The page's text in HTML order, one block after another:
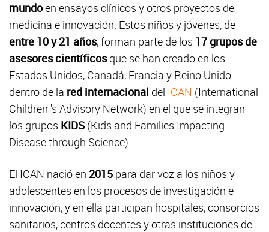
mundoen ensayos clínicos y otros proyectos de
medicina e innovación. Estos niños y jóvenes, de
entre 10 y 21 años, forman parte de los 17 grupos de
asesores científicosque se han creado en los
Estados Unidos, Canadá, Francia y Reino Unido
dentro de la red internacional del ICAN (International
Children 's Advisory Network) en el que se integran
los grupos KIDS (Kids and Families Impacting
Disease through Science).
El ICAN nació en 2015 para dar voz a los niños y
adolescentes en los procesos de investigación e
innovación, y en ella participan hospitales, consorcios
sanitarios, centros docentes y otras instituciones de